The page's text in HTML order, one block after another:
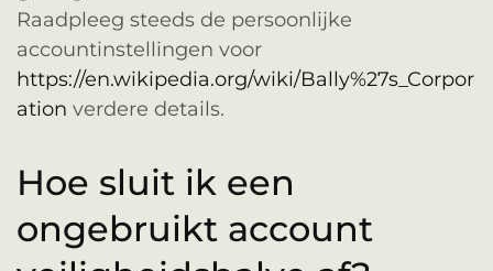
Raadpleeg steeds de persoonlijke
accountinstellingen voor
https://en.wikipedia.org/wiki/Bally%27s_Corpor
ation verdere details.
Hoe sluit ik een
ongebruikt account